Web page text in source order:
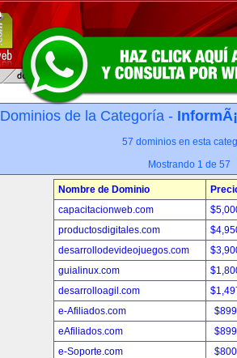
Dominios de la Categoría -
57 dominios en esta
Mostrando 1 de 57
Nombre de Dominio
capacitacionweb.com
productosdigitales.com
desarrollodevideojuegos.com
guialinux.com
desarrolloagil.com
e-Afiliados.com
eAfiliados.com
e-Soporte.com